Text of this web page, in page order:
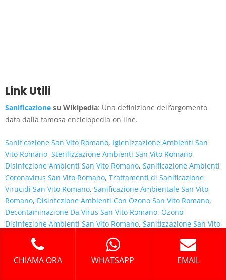
Link Utili
Sanificazione su Wikipedia: Una definizione dell’argomento
data dalla famosa enciclopedia on line.
Sanificazione San Vito Romano, Igienizzazione Ambienti San
Vito Romano, Sterilizzazione Ambienti San Vito Romano,
Disinfezione Ambienti San Vito Romano, Sanificazione Ambienti
Coronavirus San Vito Romano, Trattamenti di Sanificazione
Virucidi San Vito Romano, Sanificazione Ambientale San Vito
Romano, Disinfezione Ambienti Con Ozono San Vito Romano,
Decontaminazione Da Virus San Vito Romano, Ozono
Disinfezione Ambienti San Vito Romano, Sanitizzazione San Vito
Romano, Sanificazione Ambienti San Vito Romano
Igienizzazione San Vito Romano,Sanificazione Auto San Vito
Romano,Igienizzazione Auto San Vito Romano
Disinfezione
CHIAMA ORA WHATSAPP EMAIL